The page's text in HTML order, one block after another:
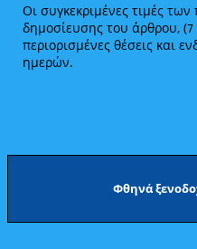
Οι συγκεκριμένες τιμές
δημοσίευσης του άρθρου, (7
περιορισμένες θέσεις και
ημερών.
Φθηνά